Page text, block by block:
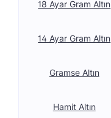
18 Ayar Gram Altın
14 Ayar Gram Altın
Gramse Altın
Hamit Altın